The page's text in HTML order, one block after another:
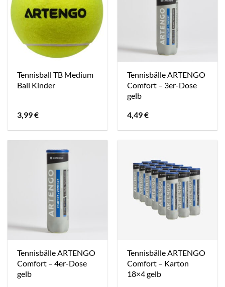
Tennisball TB Medium
Ball Kinder
3,99€
Tennisbälle ARTENGO
Comfort – 3er-Dose
gelb
4,49€
Tennisbälle ARTENGO
Comfort – 4er-Dose
gelb
Tennisbälle ARTENGO
Comfort – Karton
18×4 gelb